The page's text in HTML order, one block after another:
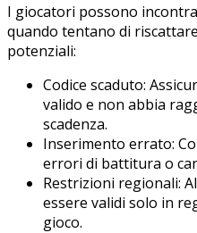
I giocatori possono
quando tentano di
potenziali:
Codice scaduto:
valido e non abbia
scadenza.
Inserimento errato:
errori di battitura o
Restrizioni regionali:
essere validi solo in
gioco.